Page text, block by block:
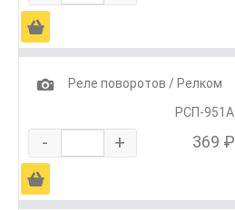
Ä
1
Реле поворотов / Релком
РСП-951А
- + 369 ₽
Ä